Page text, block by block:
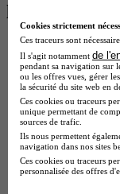
les plus
BTS Esf en
BTS Dietetique
BTS Mco en
BTS Pi en
BTS Sp3s en
Master CCA en
BTS Ndrc en
BTS Sam en
Cap Fleuriste
BTS Sio en
Cookies strictement
Ces traceurs sont
Il s'agit notamment de
pendant sa navigation sur
ou les offres vues, gérer
la sécurité du site web en
Ces cookies ou traceurs
unique permettant de
sources de trafic.
Ils nous permettent
navigation dans nos sites
Ces cookies ou traceurs
personnalisée des offres